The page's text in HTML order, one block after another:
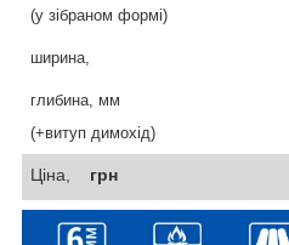
(у зібраном формі)
ширина,
глибина, мм
(+витуп димохід)
Ціна, грн